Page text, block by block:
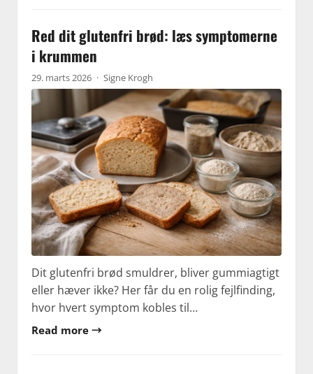
Red dit glutenfri brød: læs symptomerne
i krummen
29. marts 2026 · Signe Krogh
Dit glutenfri brød smuldrer, bliver gummiagtigt
eller hæver ikke? Her får du en rolig fejlfinding,
hvor hvert symptom kobles til…
Read more →